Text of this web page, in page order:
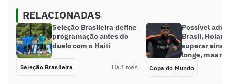
RELACIONADAS
Seleção Brasileira define
programação antes do
duelo com o Haiti
Seleção Brasileira Há 1 mês
Possível
Brasil,
superar sina
longe, mas
Copa do Mundo